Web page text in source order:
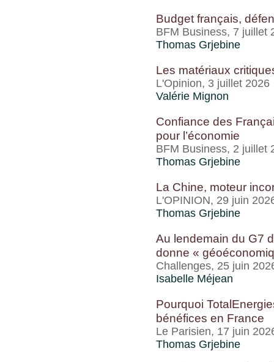
Budget français,
BFM Business, 7 juillet
Thomas Grjebine
Les matériaux
L'Opinion, 3 juillet 2026
Valérie Mignon
Confiance des
pour l’économie
BFM Business, 2 juillet
Thomas Grjebine
La Chine, moteur
L'OPINION, 29 juin
Thomas Grjebine
Au lendemain du G7
donne «
Challenges, 25 juin
Isabelle Méjean
Pourquoi
bénéfices en France
Le Parisien, 17 juin
Thomas Grjebine